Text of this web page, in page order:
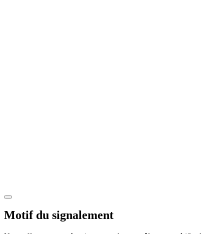
Motif du signalement